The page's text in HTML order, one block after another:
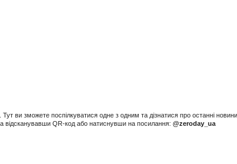
. Тут ви зможете поспілкуватися одне з одним та дізнатися про останні
відсканувавши QR-код або натиснувши на посилання: @zeroday_ua